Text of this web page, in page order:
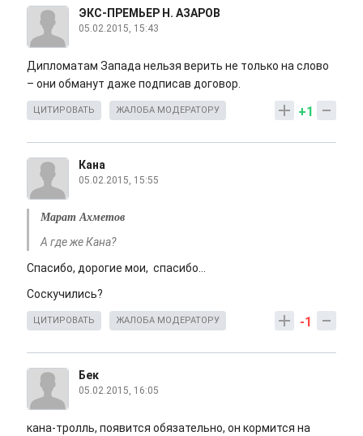
ЭКС-ПРЕМЬЕР Н. АЗАРОВ
05.02.2015, 15:43
Дипломатам Запада нельзя верить не только на слово
– они обманут даже подписав договор.
+1
ЦИТИРОВАТЬ ЖАЛОБА МОДЕРАТОРУ
Кана
05.02.2015, 15:55
Марат Ахметов
А где же Кана?
Спасибо, дорогие мои, спасибо...
Соскучились?
-1
ЦИТИРОВАТЬ ЖАЛОБА МОДЕРАТОРУ
Бек
05.02.2015, 16:05
кана-тролль, появится обязательно, он кормится на